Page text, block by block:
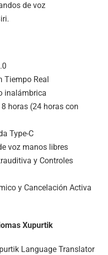
de voz
Tiempo Real
inalámbrica
horas (24 horas con
Type-C
voz manos libres
y Controles
y Cancelación Activa
Xupurtik
Language Translator